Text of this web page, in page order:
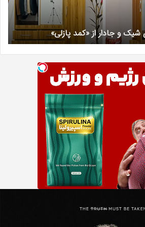
و جادار از «کمد پازلی»